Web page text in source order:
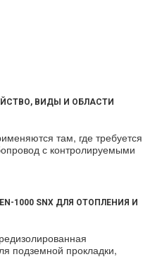
ВИДЫ И ОБЛАСТИ
там, где требуется
с контролируемыми
1000 SNX ДЛЯ ОТОПЛЕНИЯ И
подземной прокладки,